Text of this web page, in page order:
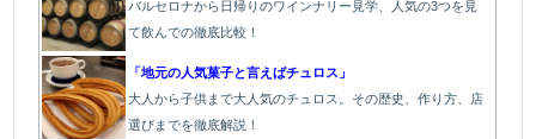
バルセロナから日帰りのワインナリー見学、人気の3つを見
て飲んでの徹底比較！
「地元の人気菓子と言えばチュロス」
大人から子供まで大人気のチュロス。その歴史、作り方、店
選びまでを徹底解説！